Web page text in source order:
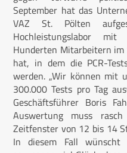
September hat das
VAZ St. Pölten
Hochleistungslabor
Hunderten Mitarbeitern im
hat, in dem die PCR-
werden. „Wir können mit
300.000 Tests pro Tag
Geschäftsführer Boris
Auswertung muss
Zeitfenster von 12 bis 14
In diesem Fall wünscht